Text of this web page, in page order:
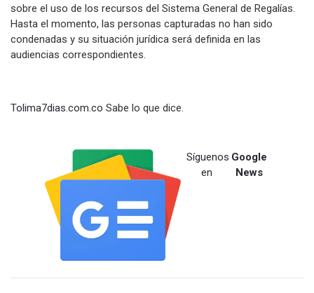
sobre el uso de los recursos del Sistema General de Regalías.
Hasta el momento, las personas capturadas no han sido
condenadas y su situación jurídica será definida en las
audiencias correspondientes.
Tolima7dias.com.co Sabe lo que dice.
Síguenos
en
Google
News